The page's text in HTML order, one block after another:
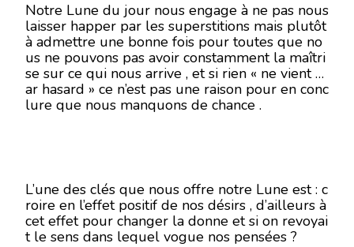
Notre Lune du jour nous engage à ne pas nous
laisser happer par les superstitions mais plutôt
à admettre une bonne fois pour toutes que no
us ne pouvons pas avoir constamment la maîtri
se sur ce qui nous arrive , et si rien « ne vient p
ar hasard » ce n’est pas une raison pour en conc
lure que nous manquons de chance .
L’une des clés que nous offre notre Lune est : c
roire en l’effet positif de nos désirs , d’ailleurs à
cet effet pour changer la donne et si on revoyai
t le sens dans lequel vogue nos pensées ?